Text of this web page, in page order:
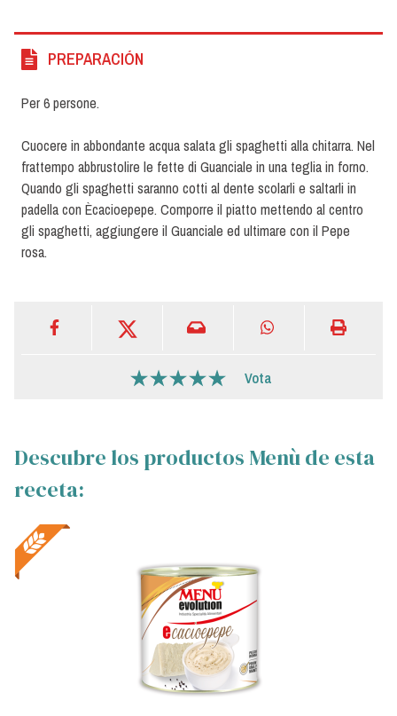
PREPARACIÓN
Per 6 persone.
Cuocere in abbondante acqua salata gli spaghetti alla chitarra. Nel
frattempo abbrustolire le fette di Guanciale in una teglia in forno.
Quando gli spaghetti saranno cotti al dente scolarli e saltarli in
padella con Ècacioepepe. Comporre il piatto mettendo al centro
gli spaghetti, aggiungere il Guanciale ed ultimare con il Pepe
rosa.
Vota
Descubre los productos Menù de esta
receta: